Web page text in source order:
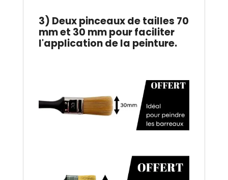
3) Deux pinceaux de tailles 70
mm et 30 mm pour faciliter
l'application de la peinture.